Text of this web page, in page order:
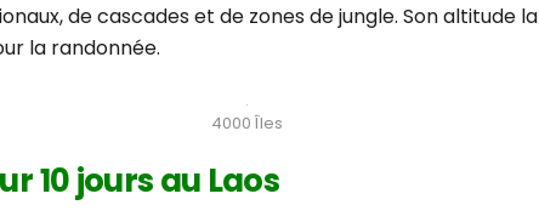
de cascades et de zones de jungle. Son altitude
la randonnée.
4000 Îles
10 jours au Laos